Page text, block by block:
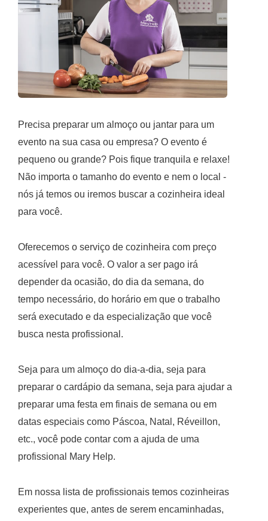
Precisa preparar um almoço ou jantar para um
evento na sua casa ou empresa? O evento é
pequeno ou grande? Pois fique tranquila e relaxe!
Não importa o tamanho do evento e nem o local -
nós já temos ou iremos buscar a cozinheira ideal
para você.
Oferecemos o serviço de cozinheira com preço
acessível para você. O valor a ser pago irá
depender da ocasião, do dia da semana, do
tempo necessário, do horário em que o trabalho
será executado e da especialização que você
busca nesta profissional.
Seja para um almoço do dia-a-dia, seja para
preparar o cardápio da semana, seja para ajudar a
preparar uma festa em finais de semana ou em
datas especiais como Páscoa, Natal, Réveillon,
etc., você pode contar com a ajuda de uma
profissional Mary Help.
Em nossa lista de profissionais temos cozinheiras
experientes que, antes de serem encaminhadas,